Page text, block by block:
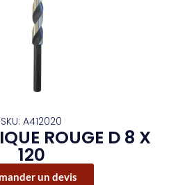
SKU: A412020
ROUGE D 8 X
120
un devis